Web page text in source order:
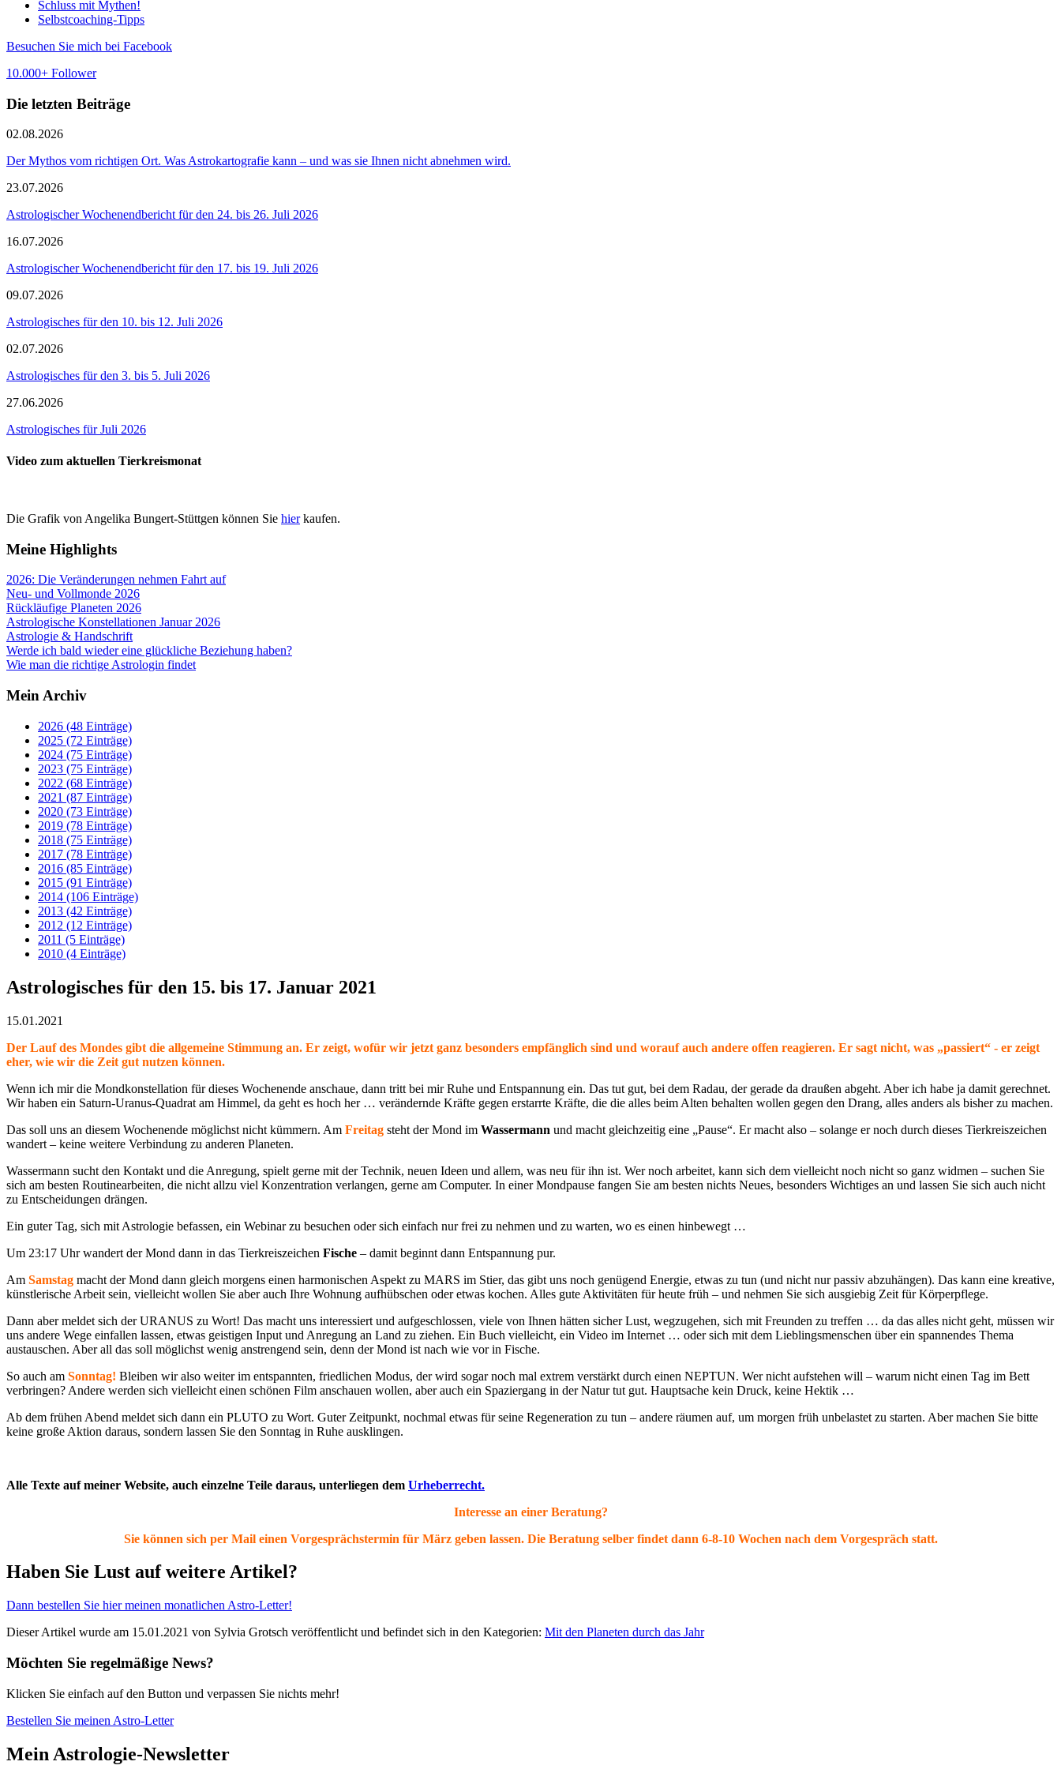
Schluss mit Mythen!
Selbstcoaching-Tipps
Besuchen Sie mich bei Facebook
10.000+ Follower
Die letzten Beiträge
02.08.2026
Der Mythos vom richtigen Ort. Was Astrokartografie kann – und was sie Ihnen nicht abnehmen wird.
23.07.2026
Astrologischer Wochenendbericht für den 24. bis 26. Juli 2026
16.07.2026
Astrologischer Wochenendbericht für den 17. bis 19. Juli 2026
09.07.2026
Astrologisches für den 10. bis 12. Juli 2026
02.07.2026
Astrologisches für den 3. bis 5. Juli 2026
27.06.2026
Astrologisches für Juli 2026
Video zum aktuellen Tierkreismonat
Die Grafik von Angelika Bungert-Stüttgen können Sie hierkaufen.
Meine Highlights
2026: Die Veränderungen nehmen Fahrt auf
Neu- und Vollmonde 2026
Rückläufige Planeten 2026
Astrologische Konstellationen Januar 2026
Astrologie & Handschrift
Werde ich bald wieder eine glückliche Beziehung haben?
Wie man die richtige Astrologin findet
Mein Archiv
2026 (48 Einträge)
2025 (72 Einträge)
2024 (75 Einträge)
2023 (75 Einträge)
2022 (68 Einträge)
2021 (87 Einträge)
2020 (73 Einträge)
2019 (78 Einträge)
2018 (75 Einträge)
2017 (78 Einträge)
2016 (85 Einträge)
2015 (91 Einträge)
2014 (106 Einträge)
2013 (42 Einträge)
2012 (12 Einträge)
2011 (5 Einträge)
2010 (4 Einträge)
Astrologisches für den 15. bis 17. Januar 2021
15.01.2021
Der Lauf des Mondes gibt die allgemeine Stimmung an. Er zeigt, wofür wir jetzt ganz besonders empfänglich sind und worauf auch andere offen reagieren. Er sagt nicht, was „passiert“ - er zeigt
eher, wie wir die Zeit gut nutzen können.
Wenn ich mir die Mondkonstellation für dieses Wochenende anschaue, dann tritt bei mir Ruhe und Entspannung ein. Das tut gut, bei dem Radau, der gerade da draußen abgeht. Aber ich habe ja damit gerechnet.
Wir haben ein Saturn-Uranus-Quadrat am Himmel, da geht es hoch her … verändernde Kräfte gegen erstarrte Kräfte, die die alles beim Alten behalten wollen gegen den Drang, alles anders als bisher zu machen.
Das soll uns an diesem Wochenende möglichst nicht kümmern. Am Freitag steht der Mond im Wassermann und macht gleichzeitig eine „Pause“. Er macht also – solange er noch durch dieses Tierkreiszeichen
wandert – keine weitere Verbindung zu anderen Planeten.
Wassermann sucht den Kontakt und die Anregung, spielt gerne mit der Technik, neuen Ideen und allem, was neu für ihn ist. Wer noch arbeitet, kann sich dem vielleicht noch nicht so ganz widmen – suchen Sie
sich am besten Routinearbeiten, die nicht allzu viel Konzentration verlangen, gerne am Computer. In einer Mondpause fangen Sie am besten nichts Neues, besonders Wichtiges an und lassen Sie sich auch nicht
zu Entscheidungen drängen.
Ein guter Tag, sich mit Astrologie befassen, ein Webinar zu besuchen oder sich einfach nur frei zu nehmen und zu warten, wo es einen hinbewegt …
Um 23:17 Uhr wandert der Mond dann in das Tierkreiszeichen Fische – damit beginnt dann Entspannung pur.
Am Samstag macht der Mond dann gleich morgens einen harmonischen Aspekt zu MARS im Stier, das gibt uns noch genügend Energie, etwas zu tun (und nicht nur passiv abzuhängen). Das kann eine kreative,
künstlerische Arbeit sein, vielleicht wollen Sie aber auch Ihre Wohnung aufhübschen oder etwas kochen. Alles gute Aktivitäten für heute früh – und nehmen Sie sich ausgiebig Zeit für Körperpflege.
Dann aber meldet sich der URANUS zu Wort! Das macht uns interessiert und aufgeschlossen, viele von Ihnen hätten sicher Lust, wegzugehen, sich mit Freunden zu treffen … da das alles nicht geht, müssen wir
uns andere Wege einfallen lassen, etwas geistigen Input und Anregung an Land zu ziehen. Ein Buch vielleicht, ein Video im Internet … oder sich mit dem Lieblingsmenschen über ein spannendes Thema
austauschen. Aber all das soll möglichst wenig anstrengend sein, denn der Mond ist nach wie vor in Fische.
So auch am Sonntag! Bleiben wir also weiter im entspannten, friedlichen Modus, der wird sogar noch mal extrem verstärkt durch einen NEPTUN. Wer nicht aufstehen will – warum nicht einen Tag im Bett
verbringen? Andere werden sich vielleicht einen schönen Film anschauen wollen, aber auch ein Spaziergang in der Natur tut gut. Hauptsache kein Druck, keine Hektik …
Ab dem frühen Abend meldet sich dann ein PLUTO zu Wort. Guter Zeitpunkt, nochmal etwas für seine Regeneration zu tun – andere räumen auf, um morgen früh unbelastet zu starten. Aber machen Sie bitte
keine große Aktion daraus, sondern lassen Sie den Sonntag in Ruhe ausklingen.
Alle Texte auf meiner Website, auch einzelne Teile daraus, unterliegen dem Urheberrecht.
Interesse an einer Beratung?
Sie können sich per Mail einen Vorgesprächstermin für März geben lassen. Die Beratung selber findet dann 6-8-10 Wochen nach dem Vorgespräch statt.
Haben Sie Lust auf weitere Artikel?
Dann bestellen Sie hier meinen monatlichen Astro-Letter!
Dieser Artikel wurde am 15.01.2021 von Sylvia Grotsch veröffentlicht und befindet sich in den Kategorien: Mit den Planeten durch das Jahr
Möchten Sie regelmäßige News?
Klicken Sie einfach auf den Button und verpassen Sie nichts mehr!
Bestellen Sie meinen Astro-Letter
Mein Astrologie-Newsletter